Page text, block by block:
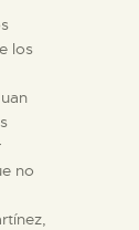
los
no